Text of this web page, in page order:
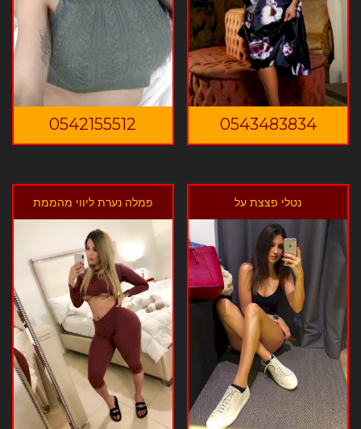
0543483834
0542155512
נטלי פצצת על פמלה נערת ליווי מהממת